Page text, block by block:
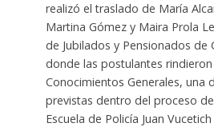
realizó el traslado de María
Martina Gómez y Maira Prola
de Jubilados y Pensionados de
donde las postulantes
Conocimientos Generales, una
previstas dentro del proceso
Escuela de Policía Juan